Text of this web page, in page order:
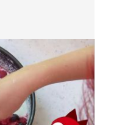
upečeme vlastní